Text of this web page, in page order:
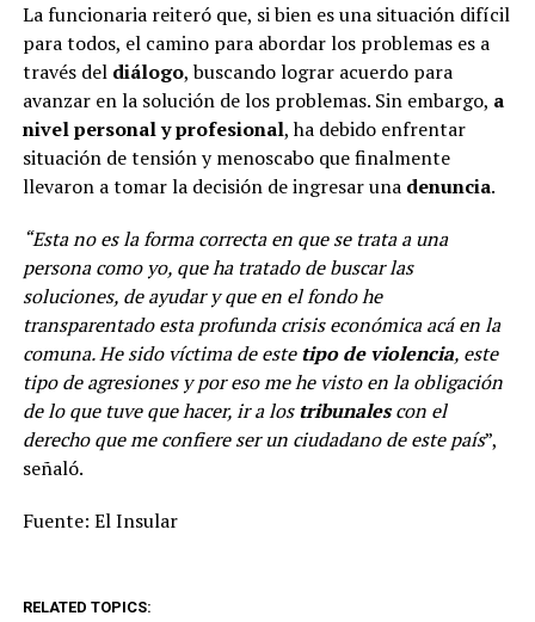
La funcionaria reiteró que, si bien es una situación difícil
para todos, el camino para abordar los problemas es a
través del diálogo, buscando lograr acuerdo para
avanzar en la solución de los problemas. Sin embargo, a
nivel personal y profesional, ha debido enfrentar
situación de tensión y menoscabo que finalmente
llevaron a tomar la decisión de ingresar una denuncia.
“Esta no es la forma correcta en que se trata a una
persona como yo, que ha tratado de buscar las
soluciones, de ayudar y que en el fondo he
transparentado esta profunda crisis económica acá en la
comuna. He sido víctima de estetipo de violencia, este
tipo de agresiones y por eso me he visto en la obligación
de lo que tuve que hacer, ir a lostribunalescon el
derecho que me confiere ser un ciudadano de este país”,
señaló.
Fuente: El Insular
RELATED TOPICS: